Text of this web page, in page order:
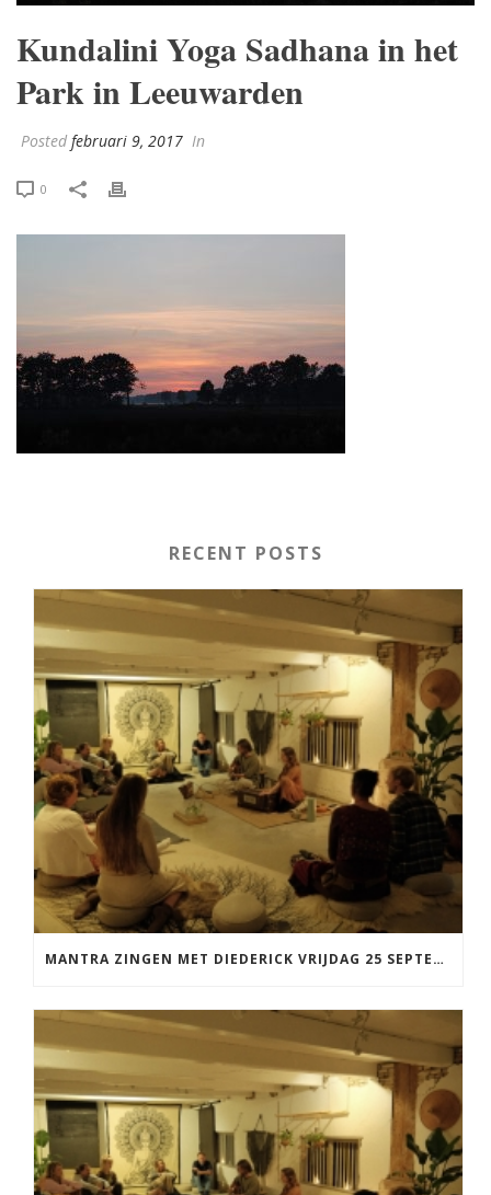
Kundalini Yoga Sadhana in het
Park in Leeuwarden
Posted februari 9, 2017 In
0
RECENT POSTS
MANTRA ZINGEN MET DIEDERICK VRIJDAG 25 SEPTEMBER EN 20 NOVEMBER